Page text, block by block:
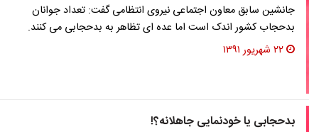
جانشین سابق معاون اجتماعی نیروی انتظامی گفت: تعداد جوانان
بدحجاب کشور اندک است اما عده ای تظاهر به بدحجابی می کنند.
۲۲ شهریور ۱۳۹۱
بدحجابی یا خودنمایی جاهلانه؟!